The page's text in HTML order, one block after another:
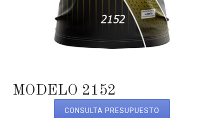
MODELO 2152
CONSULTA PRESUPUESTO